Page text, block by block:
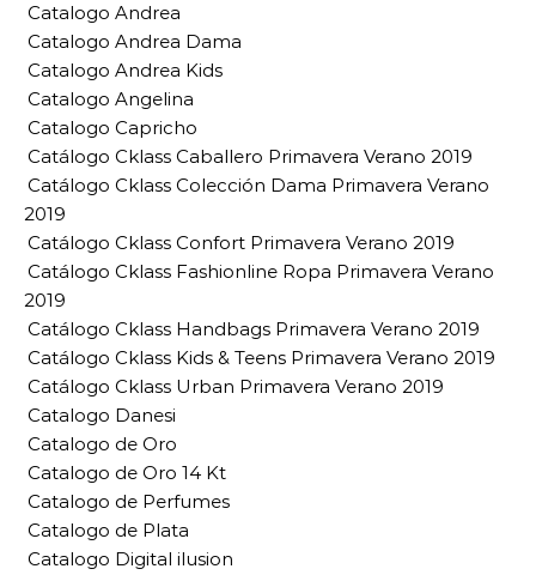
Catalogo Andrea
Catalogo Andrea Dama
Catalogo Andrea Kids
Catalogo Angelina
Catalogo Capricho
Catálogo Cklass Caballero Primavera Verano 2019
Catálogo Cklass Colección Dama Primavera Verano
2019
Catálogo Cklass Confort Primavera Verano 2019
Catálogo Cklass Fashionline Ropa Primavera Verano
2019
Catálogo Cklass Handbags Primavera Verano 2019
Catálogo Cklass Kids & Teens Primavera Verano 2019
Catálogo Cklass Urban Primavera Verano 2019
Catalogo Danesi
Catalogo de Oro
Catalogo de Oro 14 Kt
Catalogo de Perfumes
Catalogo de Plata
Catalogo Digital ilusion